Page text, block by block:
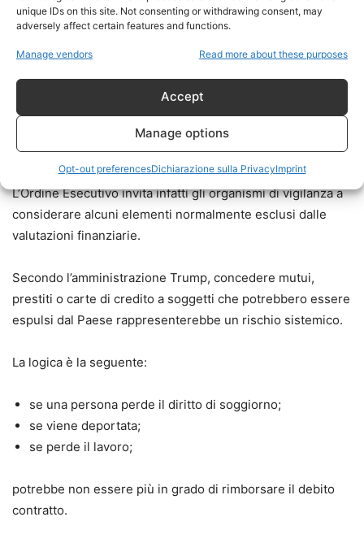
unique IDs on this site. Not consenting or withdrawing consent, may
adversely affect certain features and functions.
Manage vendors Read more about these purposes
Accept
Manage options
Opt-out preferencesDichiarazione sulla PrivacyImprint
Il nodo più controverso: credito
e immigrazione
Uno degli aspetti che sta generando maggiori polemiche
riguarda il credito.
L’Ordine Esecutivo invita infatti gli organismi di vigilanza a
considerare alcuni elementi normalmente esclusi dalle
valutazioni finanziarie.
Secondo l’amministrazione Trump, concedere mutui,
prestiti o carte di credito a soggetti che potrebbero essere
espulsi dal Paese rappresenterebbe un rischio sistemico.
La logica è la seguente:
se una persona perde il diritto di soggiorno;
se viene deportata;
se perde il lavoro;
potrebbe non essere più in grado di rimborsare il debito
contratto.